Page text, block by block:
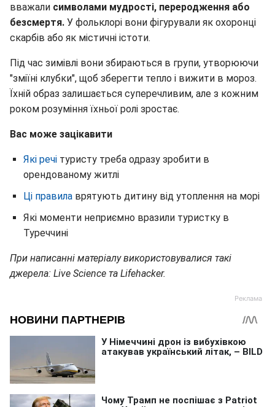
вважали символами мудрості, переродження або
безсмертя. У фольклорі вони фігурували як охоронці
скарбів або як містичні істоти.
Під час зимівлі вони збираються в групи, утворюючи
"зміїні клубки", щоб зберегти тепло і вижити в мороз.
Їхній образ залишається суперечливим, але з кожним
роком розуміння їхньої ролі зростає.
Вас може зацікавити
Які речі туристу треба одразу зробити в
орендованому житлі
Ці правила врятують дитину від утоплення на морі
Які моменти неприємно вразили туристку в
Туреччині
При написанні матеріалу використовувалися такі
джерела: Live Science та Lifehacker.